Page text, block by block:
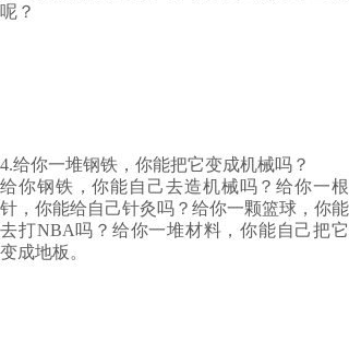
呢？
4.给你一堆钢铁，你能把它变成机械吗？
给你钢铁，你能自己去造机械吗？给你一根
针，你能给自己针灸吗？给你一颗篮球，你能
去打NBA吗？给你一堆材料，你能自己把它
变成地板。